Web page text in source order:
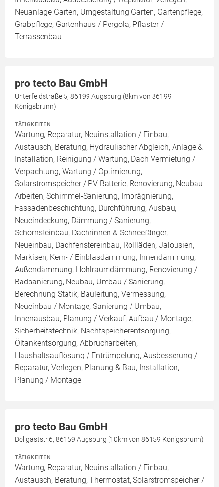
Neuanlage Garten, Umgestaltung Garten, Gartenpflege,
Grabpflege, Gartenhaus / Pergola, Pflaster /
Terrassenbau
pro tecto Bau GmbH
Unterfeldstraße 5, 86199 Augsburg (8km von 86199
Königsbrunn)
TÄTIGKEITEN
Wartung, Reparatur, Neuinstallation / Einbau,
Austausch, Beratung, Hydraulischer Abgleich, Anlage &
Installation, Reinigung / Wartung, Dach Vermietung /
Verpachtung, Wartung / Optimierung,
Solarstromspeicher / PV Batterie, Renovierung, Neubau
Arbeiten, Schimmel-Sanierung, Imprägnierung,
Fassadenbeschichtung, Durchführung, Ausbau,
Neueindeckung, Dämmung / Sanierung,
Schornsteinbau, Dachrinnen & Schneefänger,
Neueinbau, Dachfenstereinbau, Rollläden, Jalousien,
Markisen, Kern- / Einblasdämmung, Innendämmung,
Außendämmung, Hohlraumdämmung, Renovierung /
Badsanierung, Neubau, Umbau / Sanierung,
Berechnung Statik, Bauleitung, Vermessung,
Neueinbau / Montage, Sanierung / Umbau,
Innenausbau, Planung / Verkauf, Aufbau / Montage,
Sicherheitstechnik, Nachtspeicherentsorgung,
Öltankentsorgung, Abbrucharbeiten,
Haushaltsauflösung / Entrümpelung, Ausbesserung /
Reparatur, Verlegen, Planung & Bau, Installation,
Planung / Montage
pro tecto Bau GmbH
Döllgaststr.6, 86159 Augsburg (10km von 86159 Königsbrunn)
TÄTIGKEITEN
Wartung, Reparatur, Neuinstallation / Einbau,
Austausch, Beratung, Thermostat, Solarstromspeicher /